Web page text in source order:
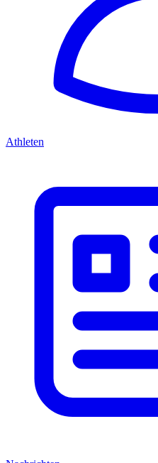
Athleten